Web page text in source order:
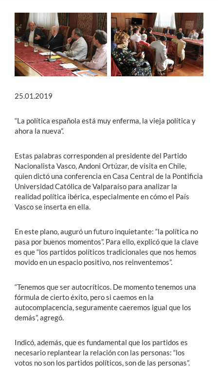
25.01.2019
“La política española está muy enferma, la vieja política y
ahora la nueva”.
Estas palabras corresponden al presidente del Partido
Nacionalista Vasco, Andoni Ortúzar, de visita en Chile,
quien dictó una conferencia en Casa Central de la Pontificia
Universidad Católica de Valparaíso para analizar la
realidad política ibérica, especialmente en cómo el País
Vasco se inserta en ella.
En este plano, auguró un futuro inquietante: “la política no
pasa por buenos momentos”. Para ello, explicó que la clave
es que “los partidos políticos tradicionales que nos hemos
movido en un espacio positivo, nos reinventemos”.
“Tenemos que ser autocríticos. De momento tenemos una
fórmula de cierto éxito, pero si caemos en la
autocomplacencia, seguramente caeremos igual que los
demás”, agregó.
Indicó, además, que es fundamental que los partidos es
necesario replantear la relación con las personas: “los
votos no son los partidos políticos, son de las personas”.